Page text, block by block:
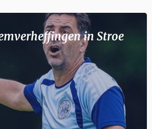
in Stroe